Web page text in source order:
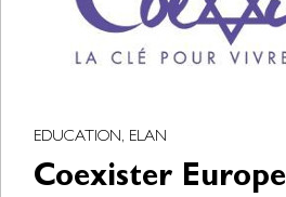
EDUCATION, ELAN
Coexister Europe